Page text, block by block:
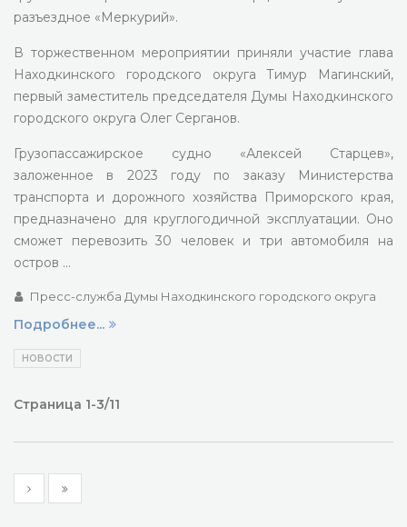
разъездное «Меркурий».
В торжественном мероприятии приняли участие глава
Находкинского городского округа Тимур Магинский,
первый заместитель председателя Думы Находкинского
городского округа Олег Серганов.
Грузопассажирское судно «Алексей Старцев»,
заложенное в 2023 году по заказу Министерства
транспорта и дорожного хозяйства Приморского края,
предназначено для круглогодичной эксплуатации. Оно
сможет перевозить 30 человек и три автомобиля на
остров …
Пресс-служба Думы Находкинского городского округа
Подробнее...
НОВОСТИ
Страница 1-3/11